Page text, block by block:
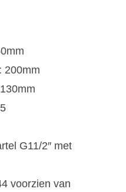
200mm
G11/2″ met
voorzien van